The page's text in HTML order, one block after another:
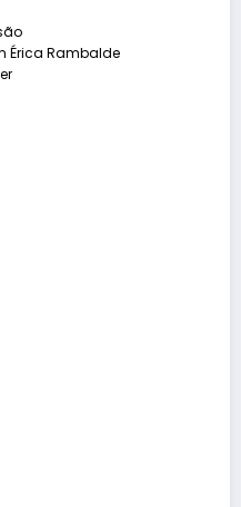
Érica Rambalde